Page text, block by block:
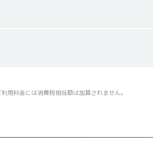
用料金には消費税相当額は加算されません。